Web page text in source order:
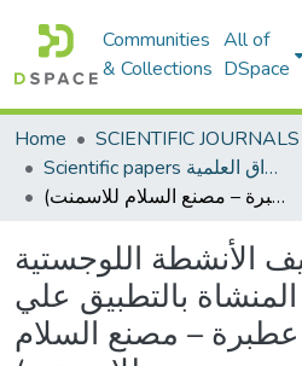
Communities
& Collections
All of
DSpace
Home
Scientific papers الأوراق العلمية
أثر تخفيض تكاليف الأنشطة اللوجستية علي أرباح المنشاة بالتطبيق علي (شركة اسمنت عطبرة – مصنع السلام للاسمنت)
الأنشطة اللوجستية
بالتطبيق علي
– مصنع السلام